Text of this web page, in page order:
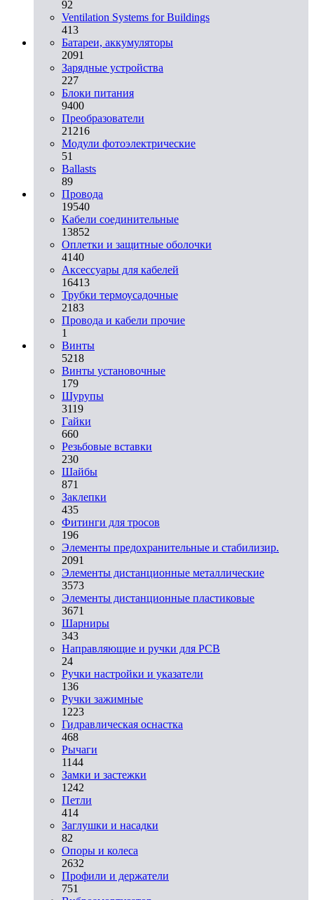
92
Ventilation Systems for Buildings
413
Батареи, аккумуляторы
2091
Зарядные устройства
227
Блоки питания
9400
Преобразователи
21216
Модули фотоэлектрические
51
Ballasts
89
Провода
19540
Кабели соединительные
13852
Оплетки и защитные оболочки
4140
Аксессуары для кабелей
16413
Трубки термоусадочные
2183
Провода и кабели прочие
1
Винты
5218
Винты установочные
179
Шурупы
3119
Гайки
660
Резьбовые вставки
230
Шайбы
871
Заклепки
435
Фитинги для тросов
196
Элементы предохранительные и стабилизир.
2091
Элементы дистанционные металлические
3573
Элементы дистанционные пластиковые
3671
Шарниры
343
Направляющие и ручки для PCB
24
Ручки настройки и указатели
136
Ручки зажимные
1223
Гидравлическая оснастка
468
Рычаги
1144
Замки и застежки
1242
Петли
414
Заглушки и насадки
82
Опоры и колеса
2632
Профили и держатели
751